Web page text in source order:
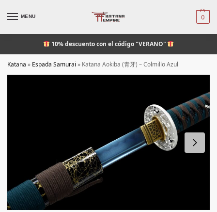
MENU 0
10% descuentocon el código "VERANO"
Katana » Espada Samurai » Katana Aokiba (青牙) – Colmillo Azul